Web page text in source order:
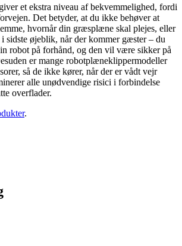
et ekstra niveau af bekvemmelighed, fordi
Det betyder, at du ikke behøver at
hvornår din græsplæne skal plejes, eller
sidste øjeblik, når der kommer gæster – du
robot på forhånd, og den vil være sikker på
er mange robotplæneklippermodeller
så de ikke kører, når der er vådt vejr
alle unødvendige risici i forbindelse
overflader.
.